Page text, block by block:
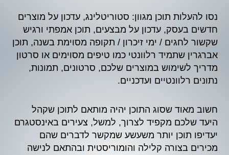
נסו להעלות תוכן מגוון: סטוריטלינג, עדכון על מוצרים
חדשים בעסק, עדכון על מבצעים, תוכן אמפתי ורגיש
שקשור לחגים / ימי זיכרון / תקופה מסוימת בשנה, תוכן
אברגרין שתמיד רלוונטי כמו טיפים מסוימים או סרטון
מדריך לשימוש במוצרים שלכם, סרטונים, תמונות,
נתונים רלוונטיים ועדכניים.
חשוב מאוד שסוג התוכן יהיה מותאם לתוכן שקהל
היעד שלכם מקפיד לצרוך, למשל, צעירים באינסטגרם
יעדיפו תוכן יותר משעשע שמקשר לדברים שהם
מכירים בצורה קלילה והומוריסטית ובהתאם לנישה